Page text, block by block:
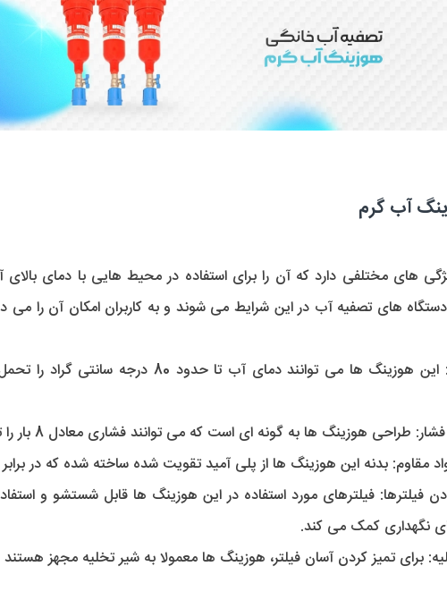
آب گرم
طراحی هوزینگ ها به گونه ای است که می توانند فشاری معادل 8 بار را تحمل کنند.
مقاوم: بدنه این هوزینگ ها از پلی آمید تقویت شده ساخته شده که در
فیلترها:
نگهداری کمک می کند.